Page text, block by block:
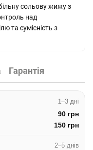
сольову жижу з
над
та сумісність з
Гарантія
1–3 дні
90 грн
150 грн
2–5 днів